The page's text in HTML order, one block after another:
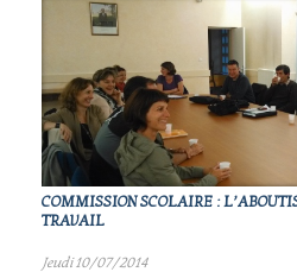
COMMISSION SCOLAIRE :
TRAVAIL
Jeudi 10/07/2014